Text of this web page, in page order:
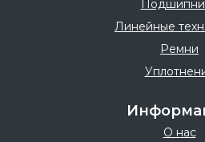
Линейные
Ремни
О нас